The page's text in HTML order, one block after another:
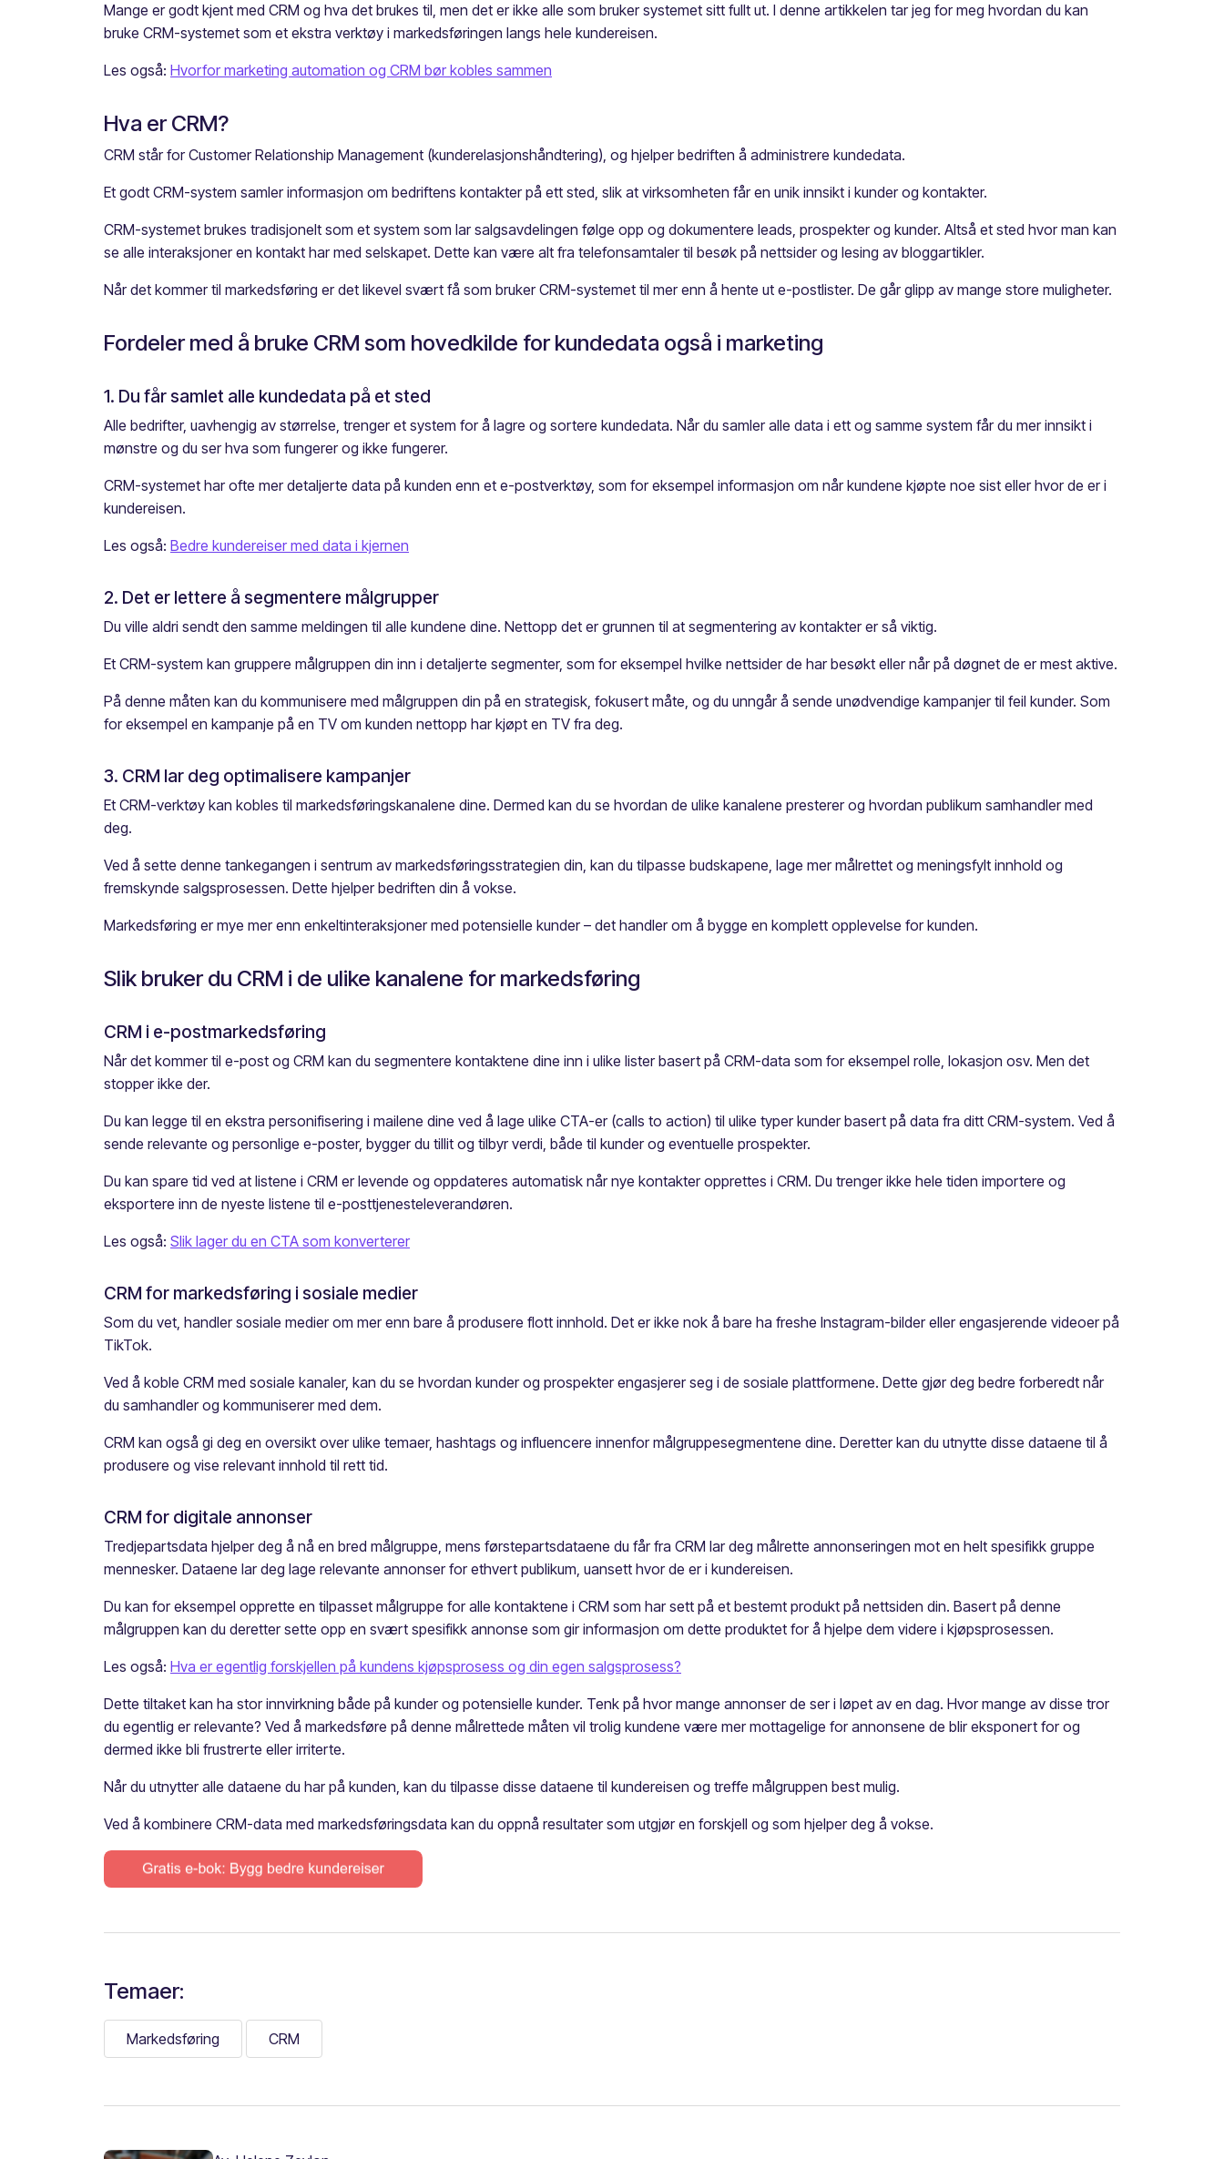
Mange er godt kjent med CRM og hva det brukes til, men det er ikke alle som bruker systemet sitt fullt ut. I denne artikkelen tar jeg for meg hvordan du kan
bruke CRM-systemet som et ekstra verktøy i markedsføringen langs hele kundereisen.
Les også: Hvorfor marketing automation og CRM bør kobles sammen
Hva er CRM?
CRM står for Customer Relationship Management (kunderelasjonshåndtering), og hjelper bedriften å administrere kundedata.
Et godt CRM-system samler informasjon om bedriftens kontakter på ett sted, slik at virksomheten får en unik innsikt i kunder og kontakter.
CRM-systemet brukes tradisjonelt som et system som lar salgsavdelingen følge opp og dokumentere leads, prospekter og kunder. Altså et sted hvor man kan
se alle interaksjoner en kontakt har med selskapet. Dette kan være alt fra telefonsamtaler til besøk på nettsider og lesing av bloggartikler.
Når det kommer til markedsføring er det likevel svært få som bruker CRM-systemet til mer enn å hente ut e-postlister. De går glipp av mange store muligheter.
Fordeler med å bruke CRM som hovedkilde for kundedata også i marketing
1. Du får samlet alle kundedata på et sted
Alle bedrifter, uavhengig av størrelse, trenger et system for å lagre og sortere kundedata. Når du samler alle data i ett og samme system får du mer innsikt i
mønstre og du ser hva som fungerer og ikke fungerer.
CRM-systemet har ofte mer detaljerte data på kunden enn et e-postverktøy, som for eksempel informasjon om når kundene kjøpte noe sist eller hvor de er i
kundereisen.
Les også: Bedre kundereiser med data i kjernen
2. Det er lettere å segmentere målgrupper
Du ville aldri sendt den samme meldingen til alle kundene dine. Nettopp det er grunnen til at segmentering av kontakter er så viktig.
Et CRM-system kan gruppere målgruppen din inn i detaljerte segmenter, som for eksempel hvilke nettsider de har besøkt eller når på døgnet de er mest aktive.
På denne måten kan du kommunisere med målgruppen din på en strategisk, fokusert måte, og du unngår å sende unødvendige kampanjer til feil kunder. Som
for eksempel en kampanje på en TV om kunden nettopp har kjøpt en TV fra deg.
3. CRM lar deg optimalisere kampanjer
Et CRM-verktøy kan kobles til markedsføringskanalene dine. Dermed kan du se hvordan de ulike kanalene presterer og hvordan publikum samhandler med
deg.
Ved å sette denne tankegangen i sentrum av markedsføringsstrategien din, kan du tilpasse budskapene, lage mer målrettet og meningsfylt innhold og
fremskynde salgsprosessen. Dette hjelper bedriften din å vokse.
Markedsføring er mye mer enn enkeltinteraksjoner med potensielle kunder – det handler om å bygge en komplett opplevelse for kunden.
Slik bruker du CRM i de ulike kanalene for markedsføring
CRM i e-postmarkedsføring
Når det kommer til e-post og CRM kan du segmentere kontaktene dine inn i ulike lister basert på CRM-data som for eksempel rolle, lokasjon osv. Men det
stopper ikke der.
Du kan legge til en ekstra personifisering i mailene dine ved å lage ulike CTA-er (calls to action) til ulike typer kunder basert på data fra ditt CRM-system. Ved å
sende relevante og personlige e-poster, bygger du tillit og tilbyr verdi, både til kunder og eventuelle prospekter.
Du kan spare tid ved at listene i CRM er levende og oppdateres automatisk når nye kontakter opprettes i CRM. Du trenger ikke hele tiden importere og
eksportere inn de nyeste listene til e-posttjenesteleverandøren.
Les også: Slik lager du en CTA som konverterer
CRM for markedsføring i sosiale medier
Som du vet, handler sosiale medier om mer enn bare å produsere flott innhold. Det er ikke nok å bare ha freshe Instagram-bilder eller engasjerende videoer på
TikTok.
Ved å koble CRM med sosiale kanaler, kan du se hvordan kunder og prospekter engasjerer seg i de sosiale plattformene. Dette gjør deg bedre forberedt når
du samhandler og kommuniserer med dem.
CRM kan også gi deg en oversikt over ulike temaer, hashtags og influencere innenfor målgruppesegmentene dine. Deretter kan du utnytte disse dataene til å
produsere og vise relevant innhold til rett tid.
CRM for digitale annonser
Tredjepartsdata hjelper deg å nå en bred målgruppe, mens førstepartsdataene du får fra CRM lar deg målrette annonseringen mot en helt spesifikk gruppe
mennesker. Dataene lar deg lage relevante annonser for ethvert publikum, uansett hvor de er i kundereisen.
Du kan for eksempel opprette en tilpasset målgruppe for alle kontaktene i CRM som har sett på et bestemt produkt på nettsiden din. Basert på denne
målgruppen kan du deretter sette opp en svært spesifikk annonse som gir informasjon om dette produktet for å hjelpe dem videre i kjøpsprosessen.
Les også: Hva er egentlig forskjellen på kundens kjøpsprosess og din egen salgsprosess?
Dette tiltaket kan ha stor innvirkning både på kunder og potensielle kunder. Tenk på hvor mange annonser de ser i løpet av en dag. Hvor mange av disse tror
du egentlig er relevante? Ved å markedsføre på denne målrettede måten vil trolig kundene være mer mottagelige for annonsene de blir eksponert for og
dermed ikke bli frustrerte eller irriterte.
Når du utnytter alle dataene du har på kunden, kan du tilpasse disse dataene til kundereisen og treffe målgruppen best mulig.
Ved å kombinere CRM-data med markedsføringsdata kan du oppnå resultater som utgjør en forskjell og som hjelper deg å vokse.
Temaer:
Markedsføring CRM